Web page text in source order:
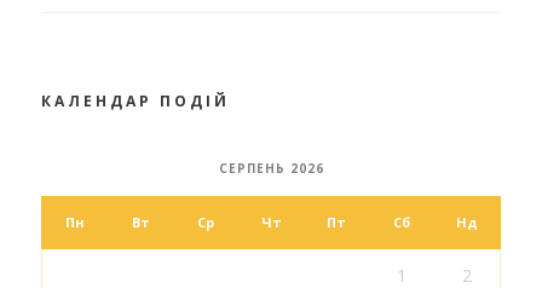
КАЛЕНДАР ПОДІЙ
СЕРПЕНЬ 2026
Пн Вт Ср Чт Пт Сб Нд
1 2